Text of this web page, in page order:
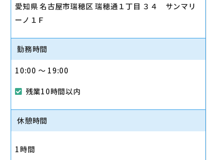
愛知県 名古屋市瑞穂区 瑞穂通１丁目 ３４ サンマリ
ーノ１Ｆ
勤務時間
10:00 〜 19:00
残業10時間以内
休憩時間
1時間